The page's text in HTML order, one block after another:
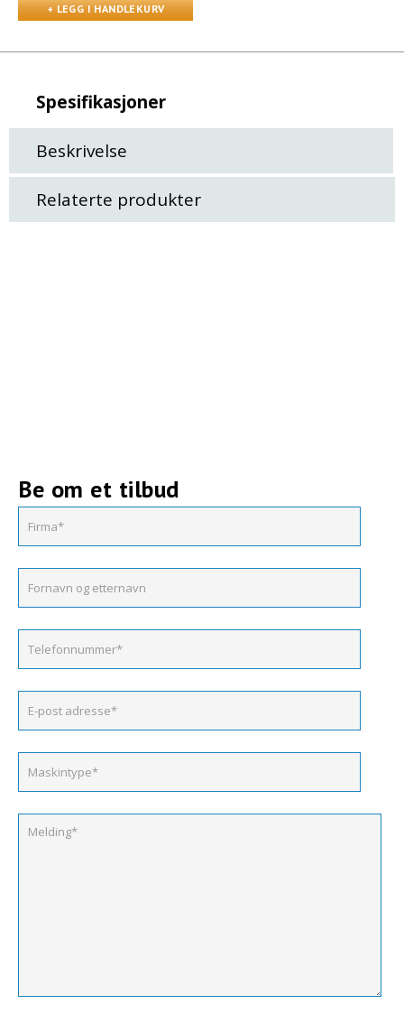
Spesifikasjoner
Beskrivelse
Relaterte produkter
Be om et tilbud